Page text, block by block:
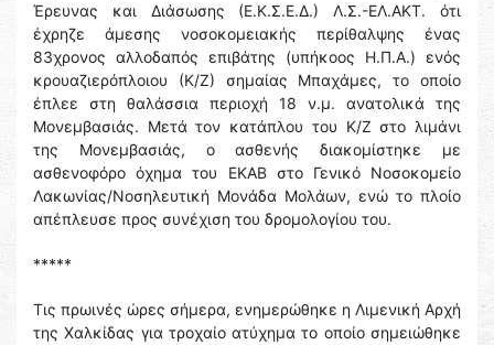
Έρευνας και Διάσωσης (Ε.Κ.Σ.Ε.Δ.) Λ.Σ.-ΕΛ.ΑΚΤ. ότι
έχρηζε άμεσης νοσοκομειακής περίθαλψης ένας
83χρονος αλλοδαπός επιβάτης (υπήκοος Η.Π.Α.) ενός
κρουαζιερόπλοιου (Κ/Ζ) σημαίας Μπαχάμες, το οποίο
έπλεε στη θαλάσσια περιοχή 18 ν.μ. ανατολικά της
Μονεμβασιάς. Μετά τον κατάπλου του Κ/Ζ στο λιμάνι
της Μονεμβασιάς, ο ασθενής διακομίστηκε με
ασθενοφόρο όχημα του ΕΚΑΒ στο Γενικό Νοσοκομείο
Λακωνίας/Νοσηλευτική Μονάδα Μολάων, ενώ το πλοίο
απέπλευσε προς συνέχιση του δρομολογίου του.
*****
Τις πρωινές ώρες σήμερα, ενημερώθηκε η Λιμενική Αρχή
της Χαλκίδας για τροχαίο ατύχημα το οποίο σημειώθηκε